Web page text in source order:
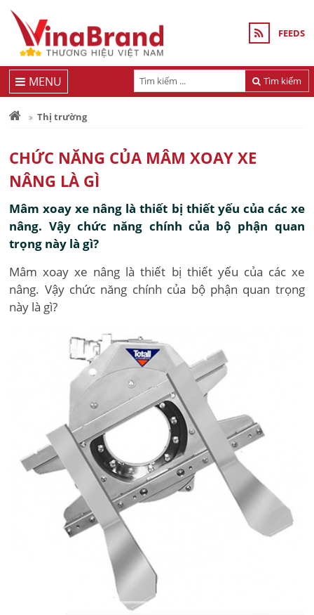
FEEDS
Tìm kiếm
MENU
Thị trường
CHỨC NĂNG CỦA MÂM XOAY XE
NÂNG LÀ GÌ
Mâm xoay xe nâng là thiết bị thiết yếu của các xe
nâng. Vậy chức năng chính của bộ phận quan
trọng này là gì?
Mâm xoay xe nâng là thiết bị thiết yếu của các xe
nâng. Vậy chức năng chính của bộ phận quan trọng
này là gì?